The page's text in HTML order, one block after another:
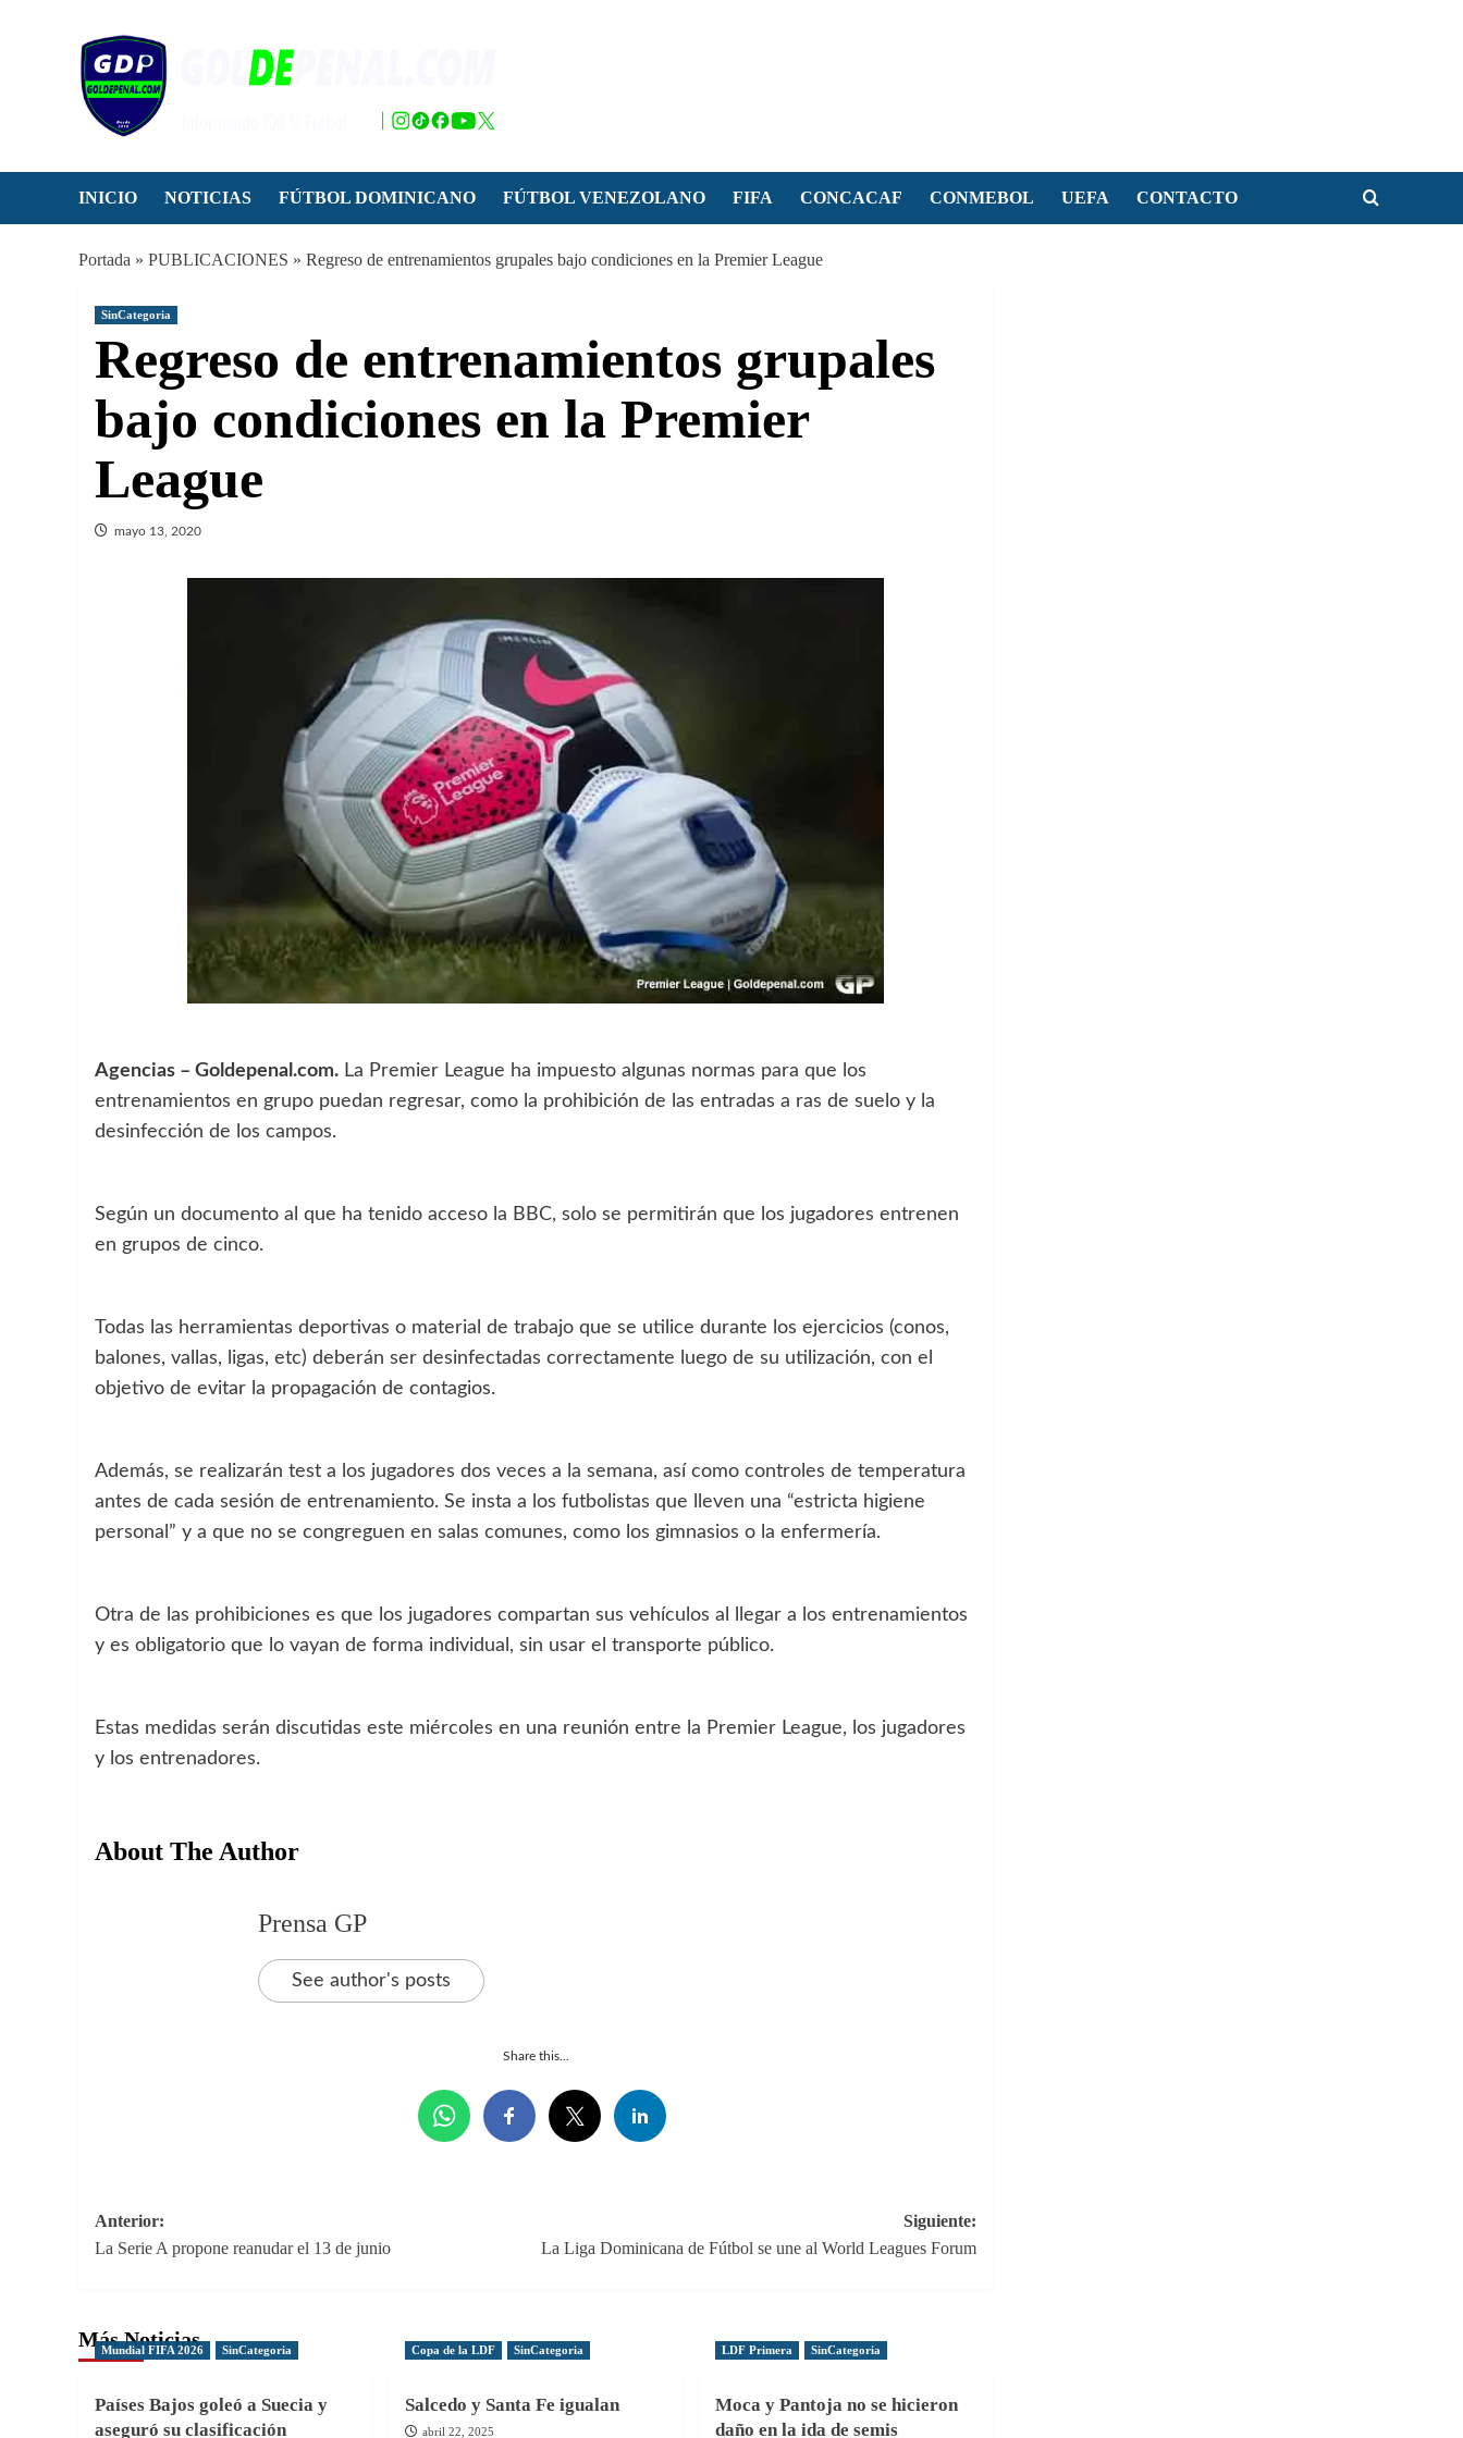
INICIO NOTICIAS FÚTBOL DOMINICANO FÚTBOL VENEZOLANO FIFA CONCACAF CONMEBOL UEFA CONTACTO
Portada » PUBLICACIONES » Regreso de entrenamientos grupales bajo condiciones en la Premier League
SinCategoria
Regreso de entrenamientos grupales
bajo condiciones en la Premier
League
mayo 13, 2020
Agencias – Goldepenal.com. La Premier League ha impuesto algunas normas para que los
entrenamientos en grupo puedan regresar, como la prohibición de las entradas a ras de suelo y la
desinfección de los campos.
Según un documento al que ha tenido acceso la BBC, solo se permitirán que los jugadores entrenen
en grupos de cinco.
Todas las herramientas deportivas o material de trabajo que se utilice durante los ejercicios (conos,
balones, vallas, ligas, etc) deberán ser desinfectadas correctamente luego de su utilización, con el
objetivo de evitar la propagación de contagios.
Además, se realizarán test a los jugadores dos veces a la semana, así como controles de temperatura
antes de cada sesión de entrenamiento. Se insta a los futbolistas que lleven una “estricta higiene
personal” y a que no se congreguen en salas comunes, como los gimnasios o la enfermería.
Otra de las prohibiciones es que los jugadores compartan sus vehículos al llegar a los entrenamientos
y es obligatorio que lo vayan de forma individual, sin usar el transporte público.
Estas medidas serán discutidas este miércoles en una reunión entre la Premier League, los jugadores
y los entrenadores.
About The Author
Prensa GP
See author's posts
Share this...
Navegación
de
Anterior:
La Serie A propone reanudar el 13 de junio
Siguiente:
La Liga Dominicana de Fútbol se une al World Leagues Forum
Más Noticias
Mundial FIFA 2026 SinCategoria
Países Bajos goleó a Suecia y
aseguró su clasificación
Copa de la LDF SinCategoria
Salcedo y Santa Fe igualan
abril 22, 2025
LDF Primera SinCategoria
Moca y Pantoja no se hicieron
daño en la ida de semis